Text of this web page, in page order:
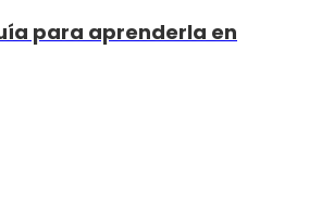
para aprenderla en